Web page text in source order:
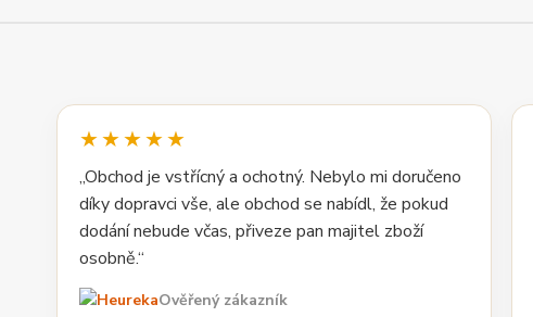
★★★★★
„Obchod je vstřícný a ochotný. Nebylo mi doručeno
díky dopravci vše, ale obchod se nabídl, že pokud
dodání nebude včas, přiveze pan majitel zboží
osobně.“
Ověřený zákazník